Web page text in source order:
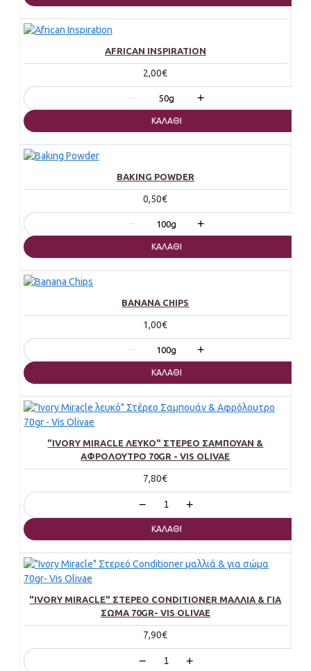
AFRICAN INSPIRATION
2,00€
− 50g +
ΚΑΛΆΘΙ
BAKING POWDER
0,50€
− 100g +
ΚΑΛΆΘΙ
BANANA CHIPS
1,00€
− 100g +
ΚΑΛΆΘΙ
"IVORY MIRACLE ΛΕΥΚΌ" ΣΤΈΡΕΟ ΣΑΜΠΟΥΆΝ &
ΑΦΡΌΛΟΥΤΡΟ 70GR - VIS OLIVAE
7,80€
− +
ΚΑΛΆΘΙ
"IVORY MIRACLE" ΣΤΕΡΕΌ CONDITIONER ΜΑΛΛΙΆ & ΓΙΑ
ΣΏΜΑ 70GR- VIS OLIVAE
7,90€
− +